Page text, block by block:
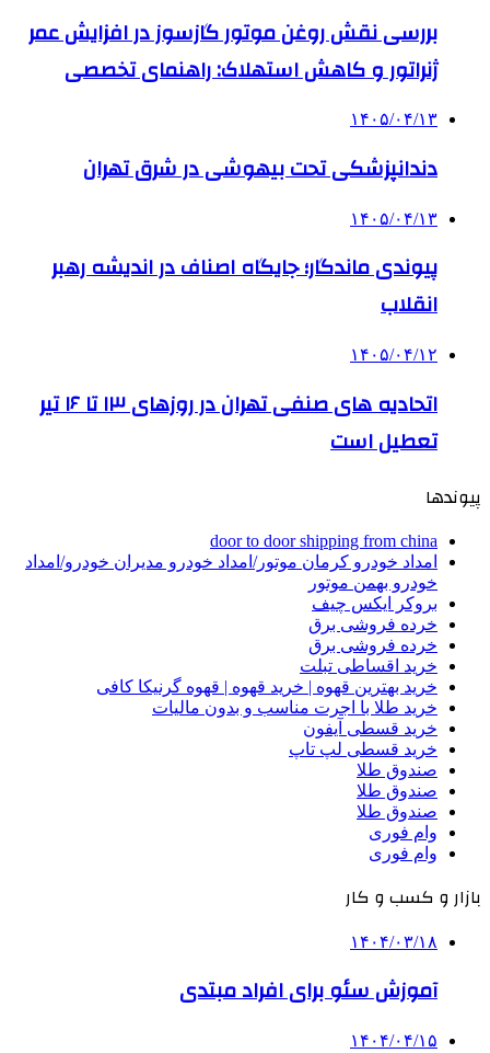
بررسی نقش روغن موتور گازسوز در افزایش عمر
ژنراتور و کاهش استهلاک: راهنمای تخصصی
۱۴۰۵/۰۴/۱۳
دندانپزشکی تحت بیهوشی در شرق تهران
۱۴۰۵/۰۴/۱۳
پیوندی ماندگار؛ جایگاه اصناف در اندیشه رهبر
انقلاب
۱۴۰۵/۰۴/۱۲
اتحادیه های صنفی تهران در روزهای ۱۳ تا ۱۶ تیر
تعطیل است
پیوندها
door to door shipping from china
امداد خودرو کرمان موتور/امداد خودرو مدیران خودرو/امداد
خودرو بهمن موتور
بروکر ایکس چیف
خرده فروشی برق
خرده فروشی برق
خرید اقساطی تبلت
خرید بهترین قهوه | خرید قهوه | قهوه گرنیکا کافی
خرید طلا با اجرت مناسب و بدون مالیات
خرید قسطی آیفون
خرید قسطی لپ تاپ
صندوق طلا
صندوق طلا
صندوق طلا
وام فوری
وام فوری
بازار و کسب و کار
۱۴۰۴/۰۳/۱۸
آموزش سئو برای افراد مبتدی
۱۴۰۴/۰۴/۱۵